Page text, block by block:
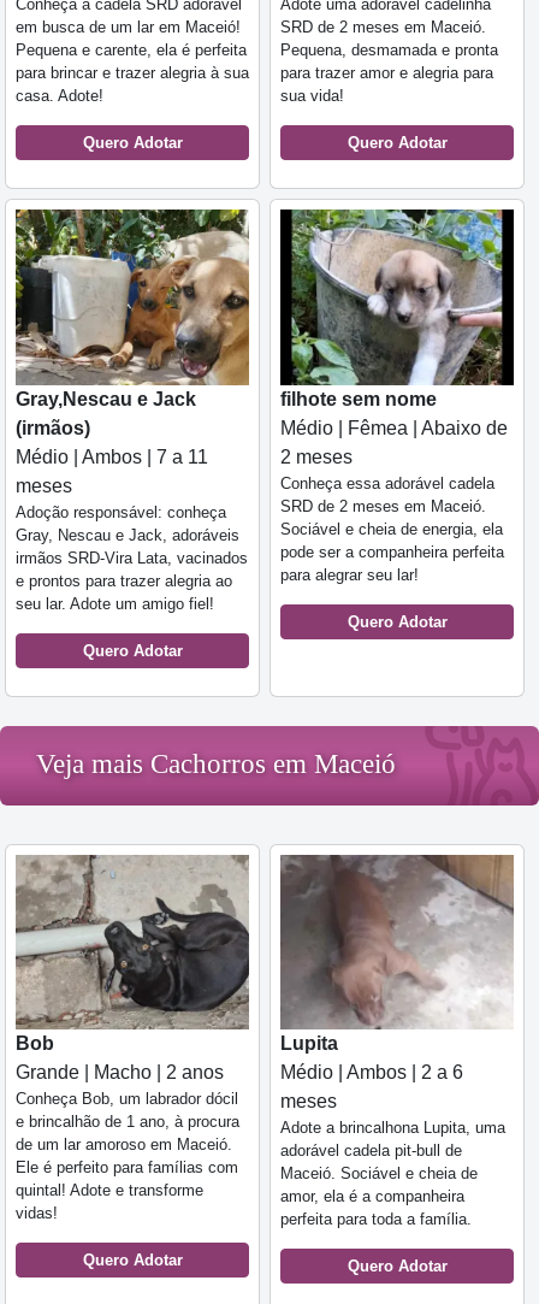
Conheça a cadela SRD adorável
em busca de um lar em Maceió!
Pequena e carente, ela é perfeita
para brincar e trazer alegria à sua
casa. Adote!
Quero Adotar
Adote uma adorável cadelinha
SRD de 2 meses em Maceió.
Pequena, desmamada e pronta
para trazer amor e alegria para
sua vida!
Quero Adotar
Gray,Nescau e Jack
(irmãos)
Médio | Ambos | 7 a 11
meses
Adoção responsável: conheça
Gray, Nescau e Jack, adoráveis
irmãos SRD-Vira Lata, vacinados
e prontos para trazer alegria ao
seu lar. Adote um amigo fiel!
Quero Adotar
filhote sem nome
Médio | Fêmea | Abaixo de
2 meses
Conheça essa adorável cadela
SRD de 2 meses em Maceió.
Sociável e cheia de energia, ela
pode ser a companheira perfeita
para alegrar seu lar!
Quero Adotar
Veja mais Cachorros em Maceió
Bob
Grande | Macho | 2 anos
Conheça Bob, um labrador dócil
e brincalhão de 1 ano, à procura
de um lar amoroso em Maceió.
Ele é perfeito para famílias com
quintal! Adote e transforme
vidas!
Quero Adotar
Lupita
Médio | Ambos | 2 a 6
meses
Adote a brincalhona Lupita, uma
adorável cadela pit-bull de
Maceió. Sociável e cheia de
amor, ela é a companheira
perfeita para toda a família.
Quero Adotar